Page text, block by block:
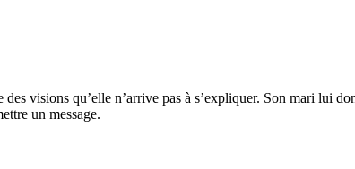
visions qu’elle n’arrive pas à s’expliquer. Son mari lui
un message.